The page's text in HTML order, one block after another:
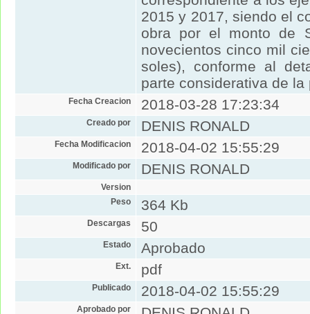
2015 y 2017, siendo el
obra por el monto de
novecientos cinco mil
soles), conforme al
parte considerativa de
Fecha Creacion 2018-03-28 17:23:34
Creado por DENIS RONALD
Fecha Modificacion 2018-04-02 15:55:29
Modificado por DENIS RONALD
Version
Peso
364 Kb
Descargas 50
Estado Aprobado
Ext. pdf
Publicado 2018-04-02 15:55:29
Aprobado por